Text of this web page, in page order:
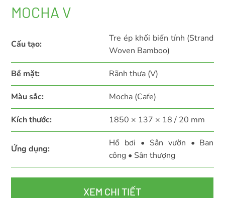
MOCHA V
Cấu tạo:
Tre ép khối biến tính (Strand
Woven Bamboo)
Bề mặt: Rãnh thưa (V)
Màu sắc: Mocha (Cafe)
Kích thước: 1850 × 137 × 18 / 20 mm
Ứng dụng:
Hồ bơi • Sân vườn • Ban
công • Sân thượng
XEM CHI TIẾT